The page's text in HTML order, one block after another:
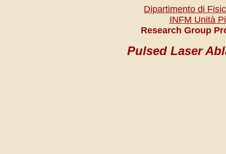
Dipartimento di
INFM Unità
Research Group
Pulsed Laser